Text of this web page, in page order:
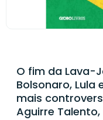
O fim da Lava-
Bolsonaro, Lula
mais
Aguirre Talento,